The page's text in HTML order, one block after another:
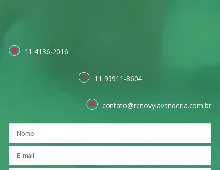
11 4136-2016
11 95911-8604
contato@renovylavanderia.com.br